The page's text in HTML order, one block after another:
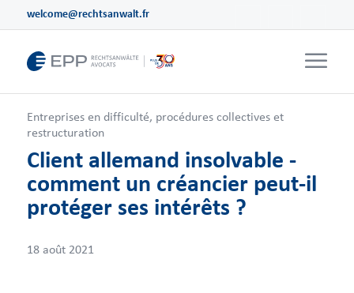
welcome@rechtsanwalt.fr
Entreprises en difficulté, procédures collectives et
restructuration
Client allemand insolvable -
comment un créancier peut-il
protéger ses intérêts ?
18 août 2021